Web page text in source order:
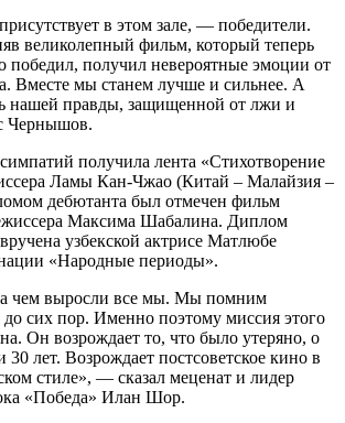
в этом зале, — победители.
великолепный фильм, который теперь
победил, получил невероятные эмоции от
Вместе мы станем лучше и сильнее. А
нашей правды, защищенной от лжи и
Чернышов.
получила лента «Стихотворение
Ламы Кан-Чжао (Китай – Малайзия –
дебютанта был отмечен фильм
Максима Шабалина. Диплом
узбекской актрисе Матлюбе
«Народные периоды».
чем выросли все мы. Мы помним
сих пор. Именно поэтому миссия этого
Он возрождает то, что было утеряно, о
лет. Возрождает постсоветское кино в
стиле», — сказал меценат и лидер
«Победа» Илан Шор.